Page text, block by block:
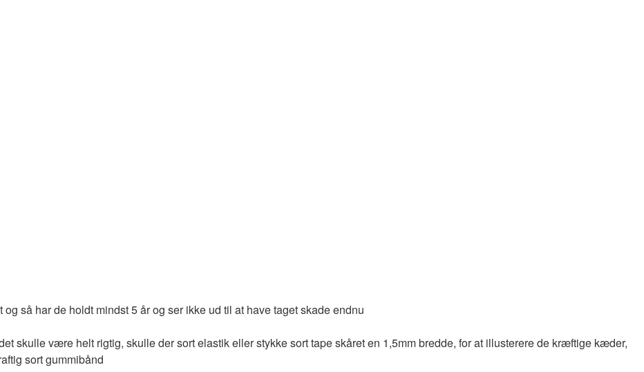
så har de holdt mindst 5 år og ser ikke ud til at have taget skade endnu
skulle være helt rigtig, skulle der sort elastik eller stykke sort tape skåret en 1,5mm bredde, for at illusterere de kræftige kæder,
sort gummibånd